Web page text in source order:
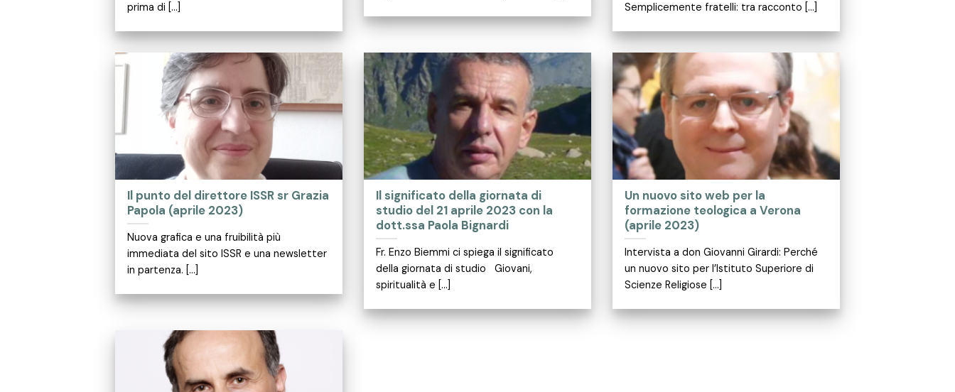
prima di [...]
Semplicemente fratelli: tra racconto [...]
Il punto del direttore ISSR sr Grazia
Papola (aprile 2023)
Nuova grafica e una fruibilità più
immediata del sito ISSR e una newsletter
in partenza. [...]
Il significato della giornata di
studio del 21 aprile 2023 con la
dott.ssa Paola Bignardi
Fr. Enzo Biemmi ci spiega il significato
della giornata di studio Giovani,
spiritualità e [...]
Un nuovo sito web per la
formazione teologica a Verona
(aprile 2023)
Intervista a don Giovanni Girardi: Perché
un nuovo sito per l’Istituto Superiore di
Scienze Religiose [...]